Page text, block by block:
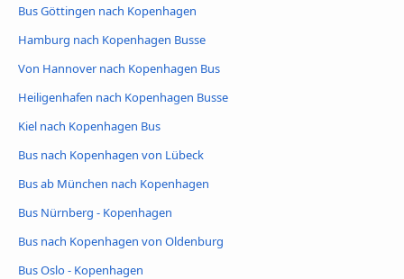
Bus Göttingen nach Kopenhagen
Hamburg nach Kopenhagen Busse
Von Hannover nach Kopenhagen Bus
Heiligenhafen nach Kopenhagen Busse
Kiel nach Kopenhagen Bus
Bus nach Kopenhagen von Lübeck
Bus ab München nach Kopenhagen
Bus Nürnberg - Kopenhagen
Bus nach Kopenhagen von Oldenburg
Bus Oslo - Kopenhagen